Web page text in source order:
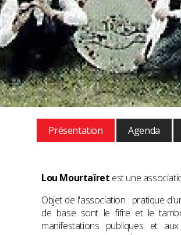
Présentation Agenda
Lou Mourtaïret est une
Objet de l'association : pratique
de base sont le fifre et le
manifestations publiques et